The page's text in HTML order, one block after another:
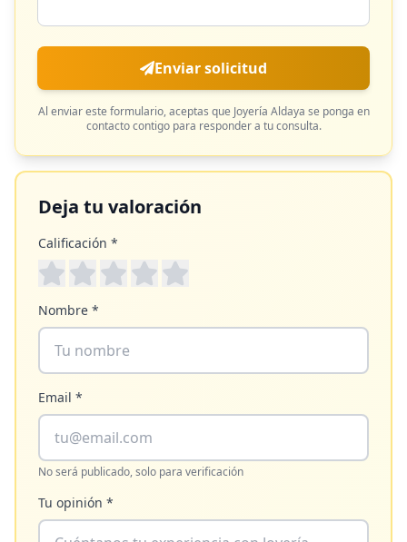
Enviar solicitud
Al enviar este formulario, aceptas que Joyería Aldaya se ponga en
contacto contigo para responder a tu consulta.
Deja tu valoración
Calificación *
Nombre *
Email *
No será publicado, solo para verificación
Tu opinión *